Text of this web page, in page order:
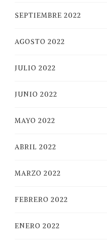
SEPTIEMBRE 2022
AGOSTO 2022
JULIO 2022
JUNIO 2022
MAYO 2022
ABRIL 2022
MARZO 2022
FEBRERO 2022
ENERO 2022